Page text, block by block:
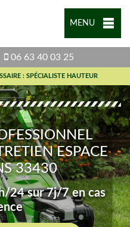
MENU
06 63 40 03 25
: SPÉCIALISTE HAUTEUR
ESPACE
33430
24 sur 7j/7 en cas